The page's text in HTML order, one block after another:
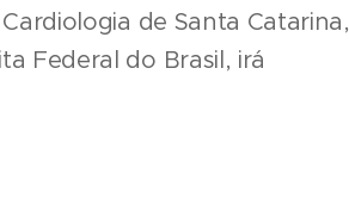
de Santa Catarina,
Federal do Brasil, irá